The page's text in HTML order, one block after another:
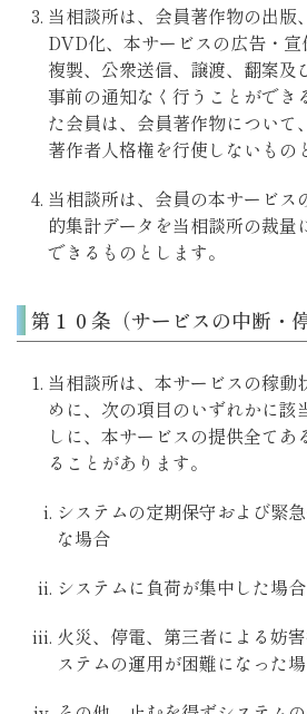
当相談所は、会員著作物の出版
DVD化、本サービスの広告・
複製、公衆送信、譲渡、翻案及
事前の通知なく行うことができ
た会員は、会員著作物について
著作者人格権を行使しないもの
当相談所は、会員の本サービス
的集計データを当相談所の裁量
できるものとします。
第１０条（サービスの中断・停
当相談所は、本サービスの稼動
めに、次の項目のいずれかに該
しに、本サービスの提供全てあ
ることがあります。
システムの定期保守および緊
な場合
システムに負荷が集中した場合
火災、停電、第三者による妨
ステムの運用が困難になった